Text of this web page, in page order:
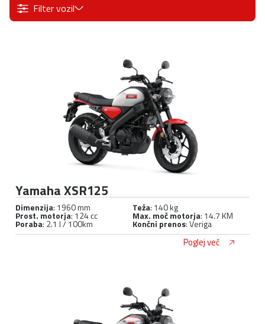
Filter vozil
Yamaha XSR125
Dimenzija: 1960 mm Teža: 140 kg
Prost. motorja: 124 cc Max. moč motorja: 14.7 KM
Poraba: 2.1 l / 100km Končni prenos: Veriga
Poglej več